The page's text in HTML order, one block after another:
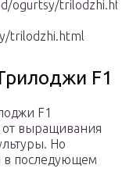
ogurtsy/trilodzhi.html
trilodzhi.html
F1
F1
от выращивания
Но
в последующем